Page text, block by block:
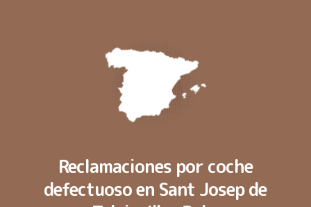
Reclamaciones por coche
defectuoso en Sant Josep de